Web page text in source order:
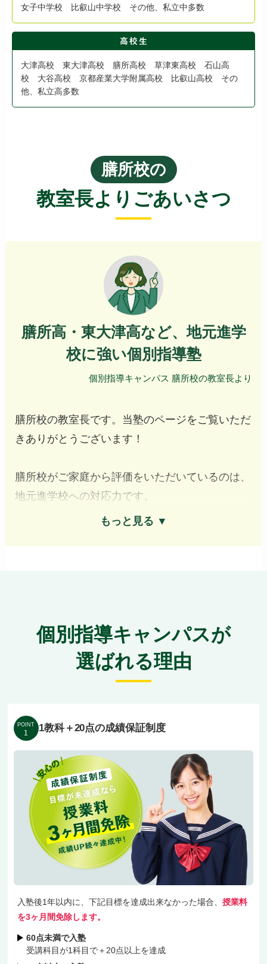
女子中学校 比叡山中学校 その他、私立中多数
大津高校 東大津高校 膳所高校 草津東高校 石山高
校 大谷高校 京都産業大学附属高校 比叡山高校 その
他、私立高多数
膳所校の
教室長よりごあいさつ
膳所高・東大津高など、地元進学
校に強い個別指導塾
個別指導キャンパス 膳所校の教室長より
膳所校の教室長です。当塾のページをご覧いただ
きありがとうございます！
膳所校がご家庭から評価をいただいているのは、
地元進学校への対応力です。
教室はあえて広すぎない設計にしていますので、
教室長の目が全生徒に届きやすく、授業の様子を
て伸ばす」を軸に、自信ややる気を引き出してい
きますよ。
膳所校には、逢坂小・平野小・滋賀短大付属小、
打出中・粟津中・京都教育大付属中・京都女子
中・比叡山中、大津高・東大津高・膳所高・光泉
高・石山高など、公立校・国立校・私立校と多彩
な学校に通う生徒さんが在籍中。
授業料は地域最安水準。「1科目＋20点」の成績
保証制度や、部活動と両立しやすい無料振替制度
もご用意。
もっと見る ▼
個別指導キャンパスが
選ばれる理由
POINT
1 1教科＋20点の成績保証制度
入塾後1年以内に、下記目標を達成出来なかった場合、 授業料
を3ヶ月間免除します。
60点未満で入塾
受講科目が1科目で＋20点以上を達成